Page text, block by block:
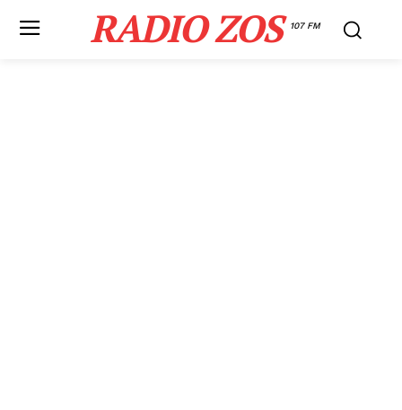
RADIO ZOS 107 FM